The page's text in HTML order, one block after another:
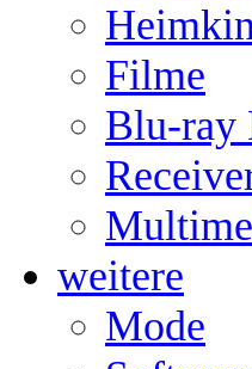
Filme
Blu-ray
weitere
Mode